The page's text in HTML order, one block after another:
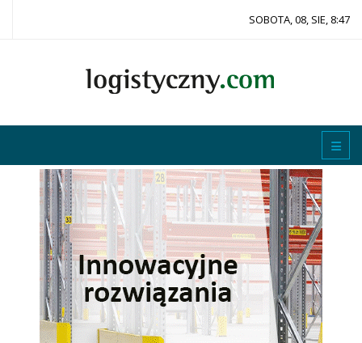
SOBOTA, 08, SIE, 8:47